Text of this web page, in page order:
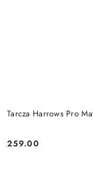
Tarcza Harrows Pro
Cena:
259.00